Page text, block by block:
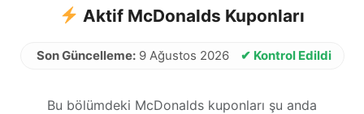
Aktif McDonalds Kuponları
Son Güncelleme:9 Ağustos 2026 ✔ Kontrol Edildi
Bu bölümdeki McDonalds kuponları şu anda